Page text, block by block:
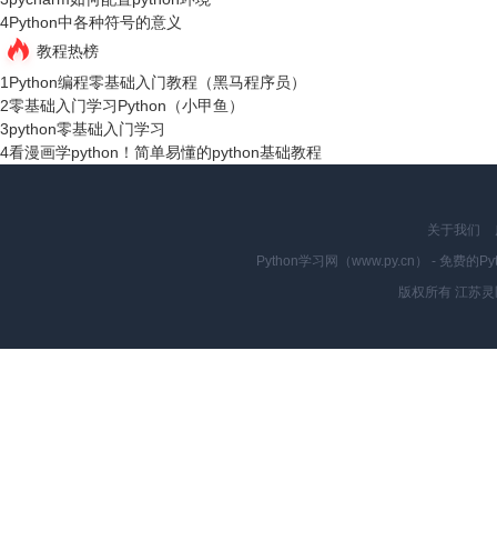
4Python中各种符号的意义
教程热榜
1Python编程零基础入门教程（黑马程序员）
2零基础入门学习Python（小甲鱼）
3python零基础入门学习
4看漫画学python！简单易懂的python基础教程
关于我们
Python学习网（www.py.cn） - 免费的
版权所有 江苏